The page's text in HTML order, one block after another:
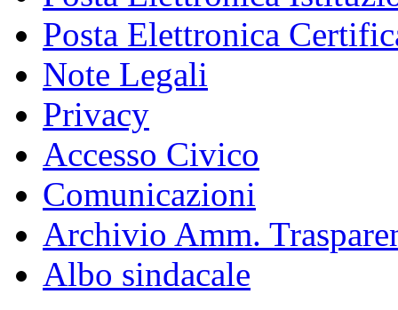
Posta Elettronica
Note Legali
Privacy
Accesso Civico
Comunicazioni
Archivio Amm.
Albo sindacale